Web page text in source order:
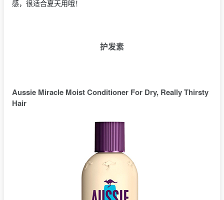
感，很适合夏天用哦！
护发素
Aussie Miracle Moist Conditioner For Dry, Really Thirsty
Hair